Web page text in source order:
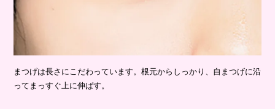
まつげは長さにこだわっています。根元からしっかり、自まつげに沿
ってまっすぐ上に伸ばす。